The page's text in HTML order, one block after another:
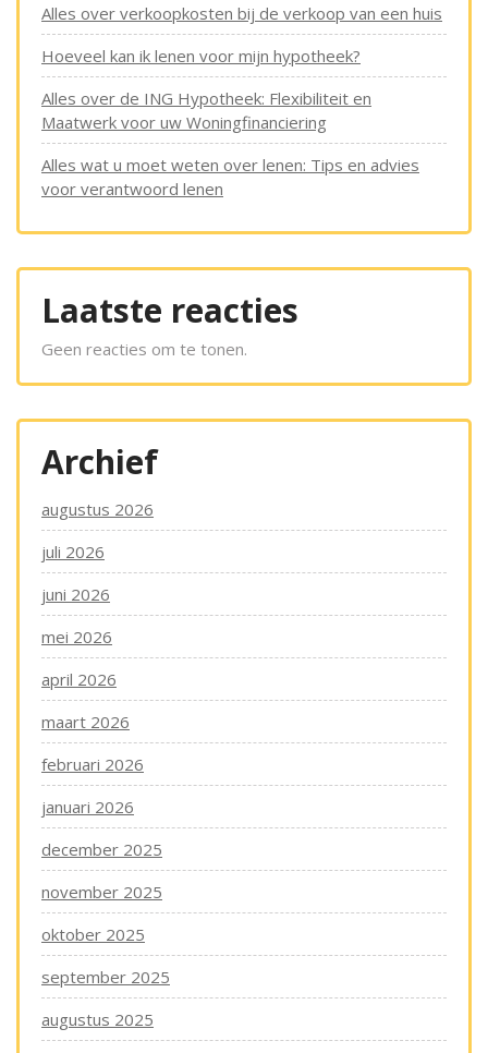
Alles over verkoopkosten bij de verkoop van een huis
Hoeveel kan ik lenen voor mijn hypotheek?
Alles over de ING Hypotheek: Flexibiliteit en
Maatwerk voor uw Woningfinanciering
Alles wat u moet weten over lenen: Tips en advies
voor verantwoord lenen
Laatste reacties
Geen reacties om te tonen.
Archief
augustus 2026
juli 2026
juni 2026
mei 2026
april 2026
maart 2026
februari 2026
januari 2026
december 2025
november 2025
oktober 2025
september 2025
augustus 2025